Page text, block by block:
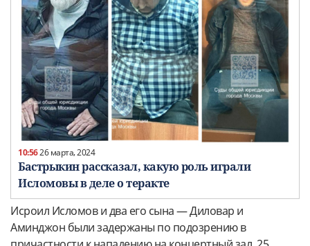
10:5626 марта, 2024
Бастрыкин рассказал, какую роль играли
Исломовы в деле о теракте
Исроил Исломов и два его сына — Диловар и
Аминджон были задержаны по подозрению в